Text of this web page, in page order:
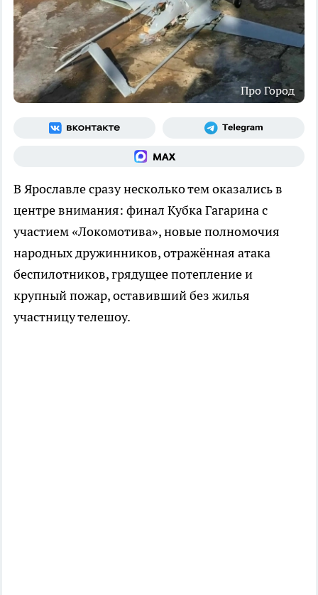
Про Город
В Ярославле сразу несколько тем оказались в
центре внимания: финал Кубка Гагарина с
участием «Локомотива», новые полномочия
народных дружинников, отражённая атака
беспилотников, грядущее потепление и
крупный пожар, оставивший без жилья
участницу телешоу.